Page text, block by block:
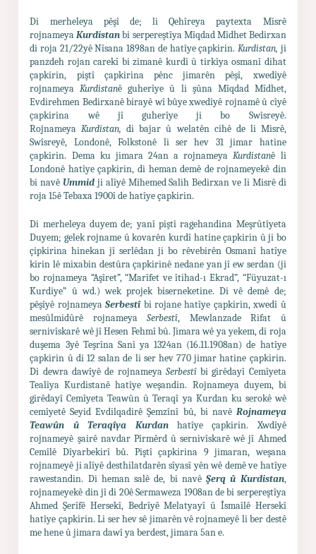
Di merheleya pêşî de; li Qehîreya paytexta Misrê
rojnameyaKurdistanbi serpereştîya Mîqdad Mîdhet Bedirxan
di roja 21/22yê Nîsana 1898an de hatîye çapkirin. Kurdistan, ji
panzdeh rojan carekî bi zimanê kurdî û tirkîya osmanî dihat
çapkirin, piştî çapkirina pênc jimarên pêşî, xwedîyê
rojnameyaKurdistanê guherîye û li şûna Mîqdad Mîdhet,
Evdirehmen Bedirxanê birayê wî bûye xwedîyê rojnamê û cîyê
çapkirina wê jî guherîye ji bo Swîsreyê.
RojnameyaKurdistan, di bajar û welatên cihê de li Misrê,
Swîsreyê, Londonê, Folkstonê li ser hev 31 jimar hatine
çapkirin. Dema ku jimara 24an a rojnameyaKurdistanê li
Londonê hatîye çapkirin, di heman demê de rojnameyekê din
bi navê Ummid ji alîyê Mihemed Salih Bedirxan ve li Misrê di
roja 15ê Tebaxa 1900î de hatîye çapkirin.
Di merheleya duyem de; yanî piştî ragehandina Meşrûtîyeta
Duyem; gelek rojname û kovarên kurdî hatine çapkirin û ji bo
çipkirina hinekan jî serlêdan ji bo rêvebirên Osmanî hatîye
kirin lê mixabin destûra çapkirinê nedane yan jî ew serdan (ji
bo rojnameya “Aşîret”, “Marîfet ve îtihad-ı Ekrad”, “Füyuzat-ı
Kurdiye” û wd.) wek projek biserneketine. Di vê demê de;
pêşîyê rojnameyaSerbestîbi rojane hatîye çapkirin, xwedî û
mesûlmidûrê rojnameyaSerbestî, Mewlanzade Rifat û
sernivîskarê wê jî Hesen Fehmî bû. Jimara wê ya yekem, di roja
duşema 3yê Teşrîna Sanî ya 1324an (16.11.1908an) de hatîye
çapkirin û di 12 salan de li ser hev 770 jimar hatine çapkirin.
Di dewra dawîyê de rojnameya Serbestîbi girêdayî Cemîyeta
Tealîya Kurdistanê hatîye weşandin. Rojnameya duyem, bi
girêdayî Cemîyeta Teawûn û Teraqî ya Kurdan ku serokê wê
cemîyetê Seyid Evdilqadirê Şemzînî bû, bi navê Rojnameya
Teawûn û Teraqîya Kurdanhatîye çapkirin. Xwdîyê
rojnameyê şairê navdar Pîrmêrd û sernivîskarê wê jî Ahmed
Cemîlê Dîyarbekirî bû. Piştî çapkirina 9 jimaran, weşana
rojnameyê ji alîyê desthilatdarên sîyasî yên wê demê ve hatîye
rawestandin. Di heman salê de, bi navêŞerq û Kurdistan,
rojnameyekê din jî di 20ê Sermaweza 1908an de bi serpereştîya
Ahmed Şerîfê Hersekî, Bedrîyê Melatyayî û Îsmaîlê Hersekî
hatîye çapkirin. Li ser hev sê jimarên vê rojnameyê li ber destê
me hene û jimara dawî ya berdest, jimara 5an e.